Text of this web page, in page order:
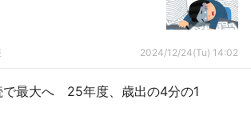
2024/12/24(Tu) 14:02
で最大へ 25年度、歳出の4分の1